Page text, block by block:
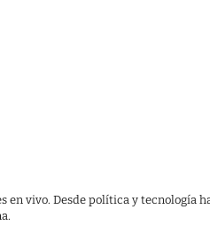
en vivo. Desde política y